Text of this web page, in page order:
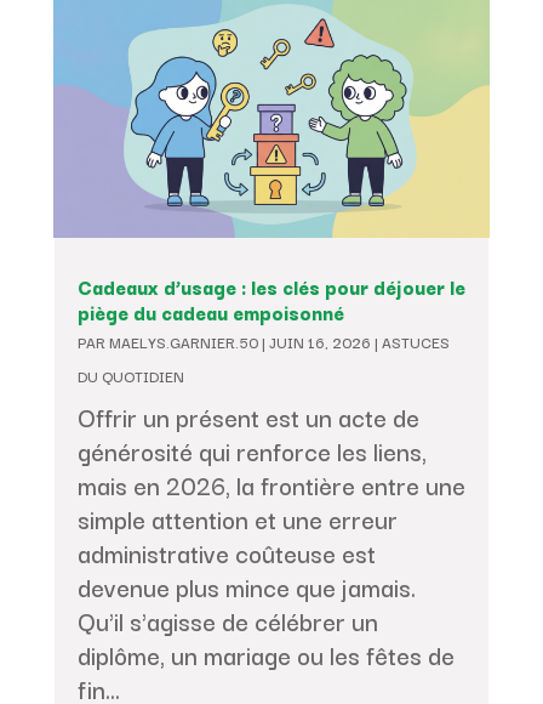
Cadeaux d’usage : les clés pour déjouer le
piège du cadeau empoisonné
PAR MAELYS.GARNIER.50| JUIN 16, 2026 | ASTUCES
DU QUOTIDIEN
Offrir un présent est un acte de
générosité qui renforce les liens,
mais en 2026, la frontière entre une
simple attention et une erreur
administrative coûteuse est
devenue plus mince que jamais.
Qu'il s'agisse de célébrer un
diplôme, un mariage ou les fêtes de
fin...